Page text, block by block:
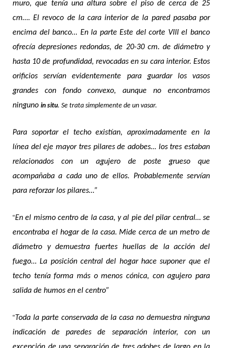
muro, que tenía una altura sobre el piso de cerca de 25
cm…. El revoco de la cara interior de la pared pasaba por
encima del banco… En la parte Este del corte VIII el banco
ofrecía depresiones redondas, de 20-30 cm. de diámetro y
hasta 10 de profundidad, revocadas en su cara interior. Estos
orificios servían evidentemente para guardar los vasos
grandes con fondo convexo, aunque no encontramos
ninguno in situ. Se trata simplemente de un vasar.
Para soportar el techo existían, aproximadamente en la
línea del eje mayor tres pilares de adobes… los tres estaban
relacionados con un agujero de poste grueso que
acompañaba a cada uno de ellos. Probablemente servían
para reforzar los pilares…”
“En el mismo centro de la casa, y al pie del pilar central… se
encontraba el hogar de la casa. Mide cerca de un metro de
diámetro y demuestra fuertes huellas de la acción del
fuego… La posición central del hogar hace suponer que el
techo tenía forma más o menos cónica, con agujero para
salida de humos en el centro”
“Toda la parte conservada de la casa no demuestra ninguna
indicación de paredes de separación interior, con un